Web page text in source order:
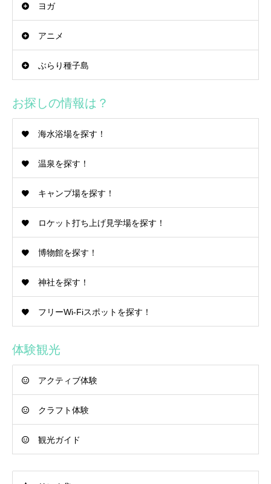
ヨガ
アニメ
ぶらり種子島
お探しの情報は？
海水浴場を探す！
温泉を探す！
キャンプ場を探す！
ロケット打ち上げ見学場を探す！
博物館を探す！
神社を探す！
フリーWi-Fiスポットを探す！
体験観光
アクティブ体験
クラフト体験
観光ガイド